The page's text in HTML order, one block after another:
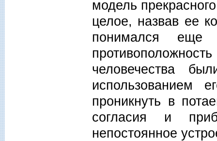
модель
целое, назвав ее
понимался
человечества
использованием
проникнуть в
согласия и
непостоянное